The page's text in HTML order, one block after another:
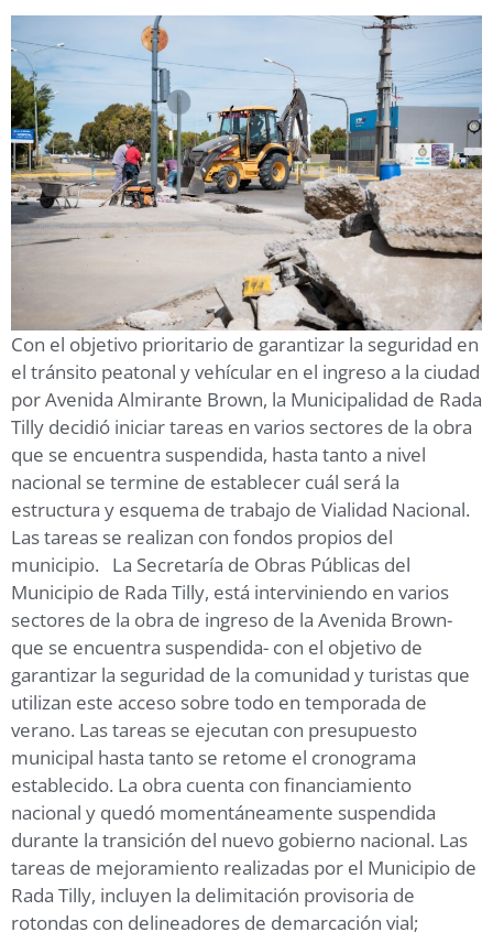
Con el objetivo prioritario de garantizar la seguridad en
el tránsito peatonal y vehícular en el ingreso a la ciudad
por Avenida Almirante Brown, la Municipalidad de Rada
Tilly decidió iniciar tareas en varios sectores de la obra
que se encuentra suspendida, hasta tanto a nivel
nacional se termine de establecer cuál será la
estructura y esquema de trabajo de Vialidad Nacional.
Las tareas se realizan con fondos propios del
municipio. La Secretaría de Obras Públicas del
Municipio de Rada Tilly, está interviniendo en varios
sectores de la obra de ingreso de la Avenida Brown-
que se encuentra suspendida- con el objetivo de
garantizar la seguridad de la comunidad y turistas que
utilizan este acceso sobre todo en temporada de
verano. Las tareas se ejecutan con presupuesto
municipal hasta tanto se retome el cronograma
establecido. La obra cuenta con financiamiento
nacional y quedó momentáneamente suspendida
durante la transición del nuevo gobierno nacional. Las
tareas de mejoramiento realizadas por el Municipio de
Rada Tilly, incluyen la delimitación provisoria de
rotondas con delineadores de demarcación vial;